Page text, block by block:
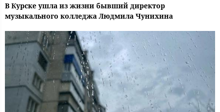
В Курске ушла из жизни бывший директор
музыкального колледжа Людмила Чунихина